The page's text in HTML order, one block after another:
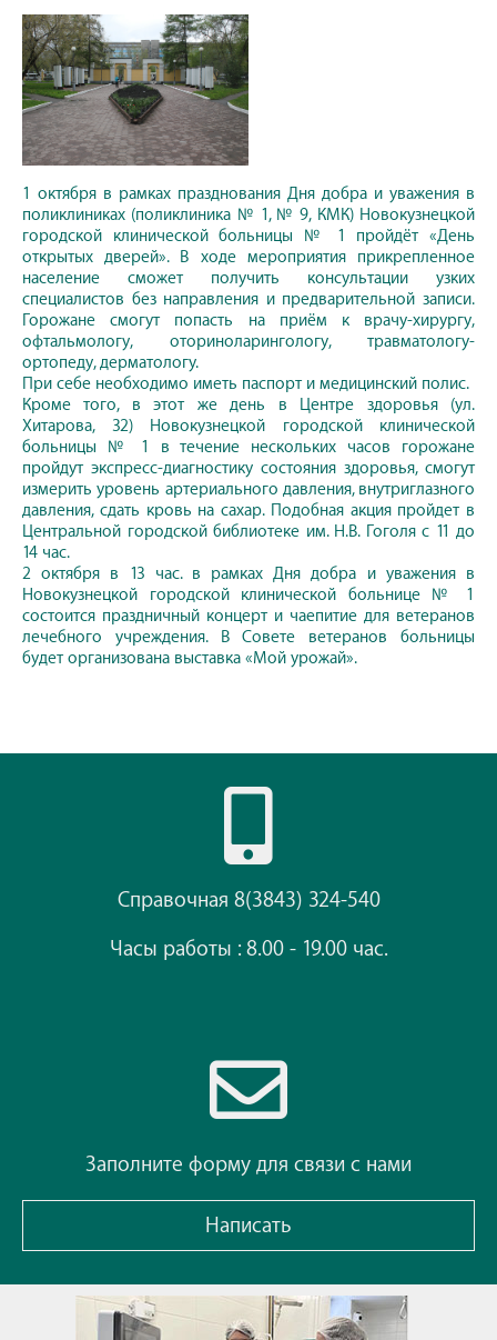
1 октября в рамках празднования Дня добра и уважения в
поликлиниках (поликлиника № 1, № 9, КМК) Новокузнецкой
городской клинической больницы № 1 пройдёт «День
открытых дверей». В ходе мероприятия прикрепленное
население сможет получить консультации узких
специалистов без направления и предварительной записи.
Горожане смогут попасть на приём к врачу-хирургу,
офтальмологу, оториноларингологу, травматологу-
ортопеду, дерматологу.
При себе необходимо иметь паспорт и медицинский полис.
Кроме того, в этот же день в Центре здоровья (ул.
Хитарова, 32) Новокузнецкой городской клинической
больницы № 1 в течение нескольких часов горожане
пройдут экспресс-диагностику состояния здоровья, смогут
измерить уровень артериального давления, внутриглазного
давления, сдать кровь на сахар. Подобная акция пройдет в
Центральной городской библиотеке им. Н.В. Гоголя с 11 до
14 час.
2 октября в 13 час. в рамках Дня добра и уважения в
Новокузнецкой городской клинической больнице № 1
состоится праздничный концерт и чаепитие для ветеранов
лечебного учреждения. В Совете ветеранов больницы
будет организована выставка «Мой урожай».
Справочная 8(3843) 324-540
Часы работы : 8.00 - 19.00 час.
Заполните форму для связи с нами
Написать